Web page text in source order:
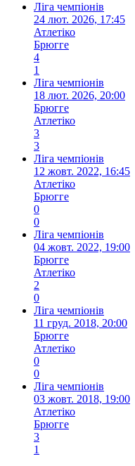
Ліга чемпіонів
24 лют. 2026, 17:45
Атлетіко
Брюгге
4
1
Ліга чемпіонів
18 лют. 2026, 20:00
Брюгге
Атлетіко
3
3
Ліга чемпіонів
12 жовт. 2022, 16:45
Атлетіко
Брюгге
0
0
Ліга чемпіонів
04 жовт. 2022, 19:00
Брюгге
Атлетіко
2
0
Ліга чемпіонів
11 груд. 2018, 20:00
Брюгге
Атлетіко
0
0
Ліга чемпіонів
03 жовт. 2018, 19:00
Атлетіко
Брюгге
3
1